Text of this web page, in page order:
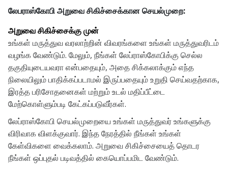
லேபராஸ்கோபி அறுவை சிகிச்சைக்கான செயல்முறை:
அறுவை சிகிச்சைக்கு முன்
உங்கள் மருத்துவ வரலாற்றின் விவரங்களை உங்கள் மருத்துவரிடம்
வழங்க வேண்டும். மேலும், நீங்கள் லேப்ராஸ்கோபிக்கு செல்ல
தகுதியுடையவரா என்பதையும், அதை சிக்கலாக்கும் எந்த
நிலையிலும் பாதிக்கப்படாமல் இருப்பதையும் உறுதி செய்வதற்காக,
இரத்த பரிசோதனைகள் மற்றும் உடல் மதிப்பீட்டை
மேற்கொள்ளும்படி கேட்கப்படுவீர்கள்.
லேப்ராஸ்கோபி செயல்முறையை உங்கள் மருத்துவர் உங்களுக்கு
விரிவாக விளக்குவார். இந்த நேரத்தில் நீங்கள் உங்கள்
கேள்விகளை வைக்கலாம். அறுவை சிகிச்சையைத் தொடர
நீங்கள் ஒப்புதல் படிவத்தில் கையொப்பமிட வேண்டும்.